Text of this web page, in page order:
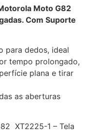
Moto G82
Com Suporte
para dedos, ideal
tempo prolongado,
plana e tirar
as aberturas
XT2225-1 – Tela